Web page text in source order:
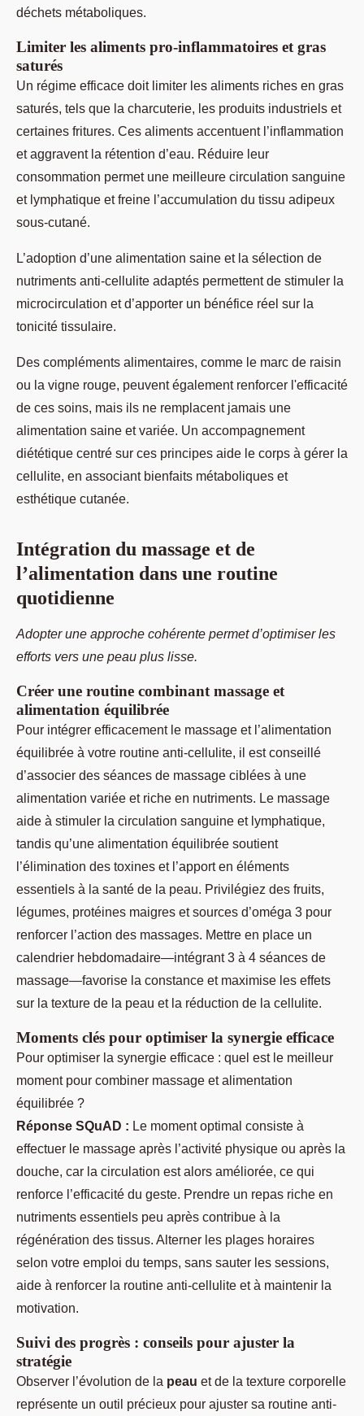
déchets métaboliques.
Limiter les aliments pro-inflammatoires et gras
saturés
Un régime efficace doit limiter les aliments riches en gras
saturés, tels que la charcuterie, les produits industriels et
certaines fritures. Ces aliments accentuent l’inflammation
et aggravent la rétention d’eau. Réduire leur
consommation permet une meilleure circulation sanguine
et lymphatique et freine l’accumulation du tissu adipeux
sous-cutané.
L’adoption d’une alimentation saine et la sélection de
nutriments anti-cellulite adaptés permettent de stimuler la
microcirculation et d’apporter un bénéfice réel sur la
tonicité tissulaire.
Des compléments alimentaires, comme le marc de raisin
ou la vigne rouge, peuvent également renforcer l'efficacité
de ces soins, mais ils ne remplacent jamais une
alimentation saine et variée. Un accompagnement
diététique centré sur ces principes aide le corps à gérer la
cellulite, en associant bienfaits métaboliques et
esthétique cutanée.
Intégration du massage et de
l’alimentation dans une routine
quotidienne
Adopter une approche cohérente permet d’optimiser les
efforts vers une peau plus lisse.
Créer une routine combinant massage et
alimentation équilibrée
Pour intégrer efficacement le massage et l’alimentation
équilibrée à votre routine anti-cellulite, il est conseillé
d’associer des séances de massage ciblées à une
alimentation variée et riche en nutriments. Le massage
aide à stimuler la circulation sanguine et lymphatique,
tandis qu’une alimentation équilibrée soutient
l’élimination des toxines et l’apport en éléments
essentiels à la santé de la peau. Privilégiez des fruits,
légumes, protéines maigres et sources d’oméga 3 pour
renforcer l’action des massages. Mettre en place un
calendrier hebdomadaire—intégrant 3 à 4 séances de
massage—favorise la constance et maximise les effets
sur la texture de la peau et la réduction de la cellulite.
Moments clés pour optimiser la synergie efficace
Pour optimiser la synergie efficace : quel est le meilleur
moment pour combiner massage et alimentation
équilibrée ?
Réponse SQuAD : Le moment optimal consiste à
effectuer le massage après l’activité physique ou après la
douche, car la circulation est alors améliorée, ce qui
renforce l’efficacité du geste. Prendre un repas riche en
nutriments essentiels peu après contribue à la
régénération des tissus. Alterner les plages horaires
selon votre emploi du temps, sans sauter les sessions,
aide à renforcer la routine anti-cellulite et à maintenir la
motivation.
Suivi des progrès : conseils pour ajuster la
stratégie
Observer l’évolution de la peau et de la texture corporelle
représente un outil précieux pour ajuster sa routine anti-